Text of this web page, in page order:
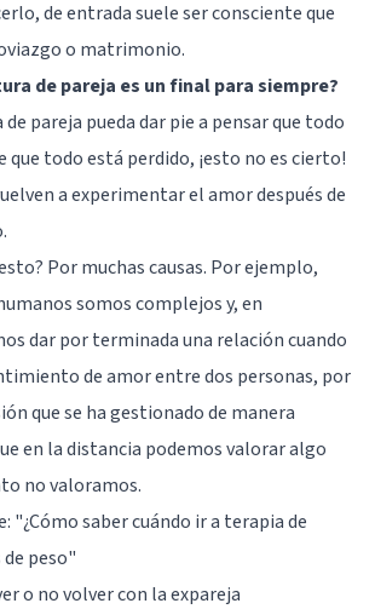
de entrada suele ser consciente que
o matrimonio.
de pareja es un final para siempre?
pareja pueda dar pie a pensar que todo
que todo está perdido, ¡esto no es cierto!
a experimentar el amor después de
Por muchas causas. Por ejemplo,
somos complejos y, en
dar por terminada una relación cuando
de amor entre dos personas, por
que se ha gestionado de manera
en la distancia podemos valorar algo
no valoramos.
"¿Cómo saber cuándo ir a terapia de
peso"
o no volver con la expareja